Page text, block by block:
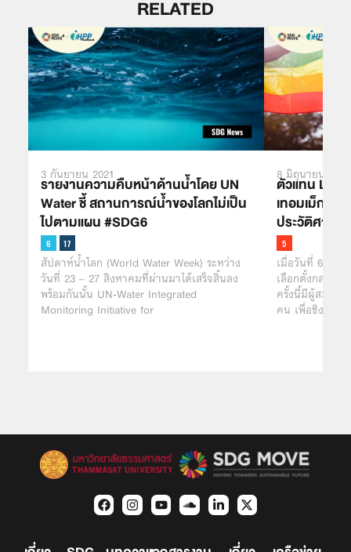
RELATED
3 กันยายน 2021
รายงานความคืบหน้าด้านน้ำโดย UN
Water ชี้ สถานการณ์น้ำของโลกไม่เป็น
ไปตามแผน #SDG6
สัปดาห์น้ำโลก (World Water Week) ระหว่าง
วันที่ 23 – 27 สิงหาคมที่ผ่านมาได้เสร็จสิ้นลง
พร้อมกันนั้น UN-Water Integrated
Monitoring Initiative for
8 มิถุนายน 2021
ตัวแทน
เทอมเม็กซิโ
ประวัติศาสต
เมื่อวันที่ 6 มิถุน
เลือกตั้งกลางเ
ครั้งนี้มีผู้สมัครจ
คน เพื่อชิงต…